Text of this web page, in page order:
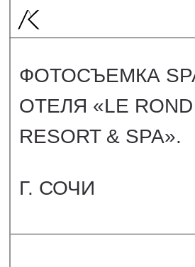
ОТЕЛЯ «LE ROND SOCHI
RESORT & SPA».
Г. СОЧИ